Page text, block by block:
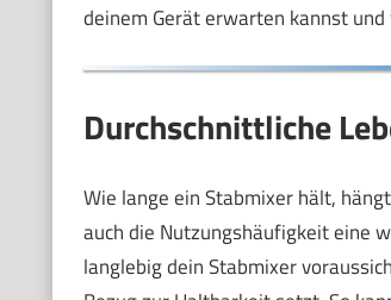
deinem Gerät erwarten kannst
Durchschnittliche
Wie lange ein Stabmixer hält,
auch die Nutzungshäufigkeit eine
langlebig dein Stabmixer